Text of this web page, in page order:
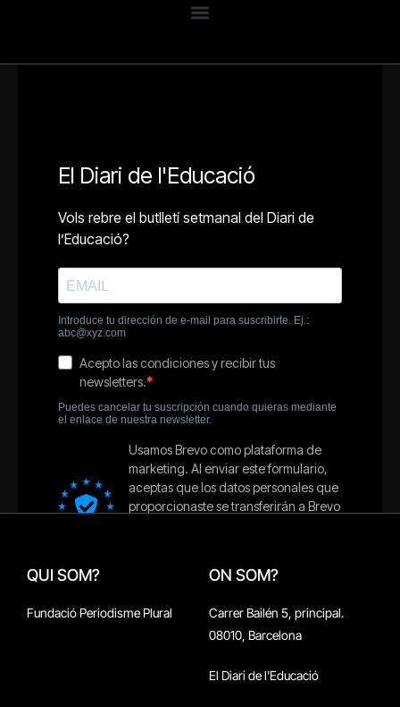
QUI SOM?
Fundació Periodisme Plural
ON SOM?
Carrer Bailén 5, principal.
08010, Barcelona
El Diari de l'Educació